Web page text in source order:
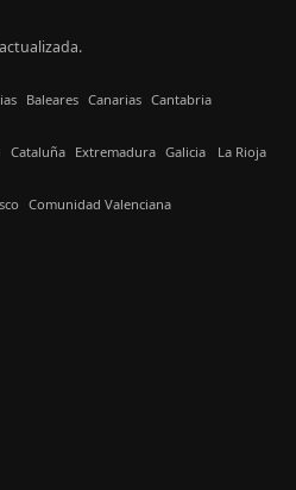
Baleares Canarias Cantabria
Cataluña Extremadura Galicia La Rioja
Comunidad Valenciana